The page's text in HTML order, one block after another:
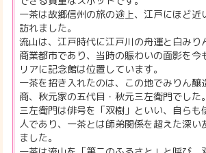
一茶は故郷信州の旅の途上、江戸にほど近
訪れました。
流山は、江戸時代に江戸川の舟運と白みり
商業都市であり、当時の賑わいの面影を今
リアに記念館は位置しています。
一茶を招き入れたのは、この地でみりん醸
商、秋元家の五代目・秋元三左衛門でした。
三左衛門は俳号を「双樹」といい、自らも
人であり、一茶とは師弟関係を超えた深い
ました。